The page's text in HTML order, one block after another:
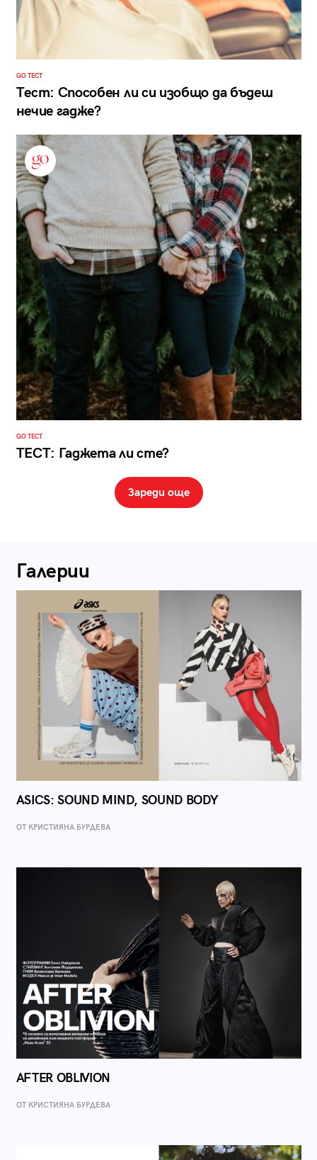
GO ТЕСТ
Тест: Способен ли си изобщо да бъдеш
нечие гадже?
GO ТЕСТ
ТЕСТ: Гаджета ли сте?
Зареди още
Галерии
ASICS: SOUND MIND, SOUND BODY
ОТ КРИСТИЯНА БУРДЕВА
AFTER OBLIVION
ОТ КРИСТИЯНА БУРДЕВА